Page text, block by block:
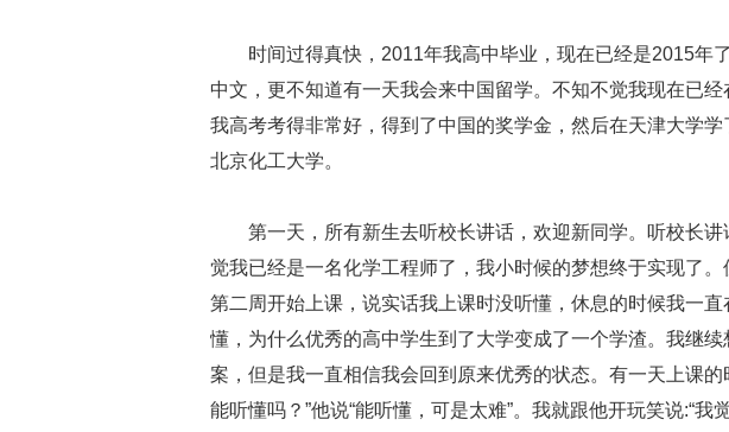
时间过得真快，2011年我高中毕业，现在已经是2015年
中文，更不知道有一天我会来中国留学。不知不觉我现在已经
我高考考得非常好，得到了中国的奖学金，然后在天津大学
北京化工大学。
第一天，所有新生去听校长讲话，欢迎新同学。听校长
觉我已经是一名化学工程师了，我小时候的梦想终于实现了。
第二周开始上课，说实话我上课时没听懂，休息的时候我一
懂，为什么优秀的高中学生到了大学变成了一个学渣。我继
案，但是我一直相信我会回到原来优秀的状态。有一天上课
能听懂吗？”他说“能听懂，可是太难”。我就跟他开玩笑说:“我